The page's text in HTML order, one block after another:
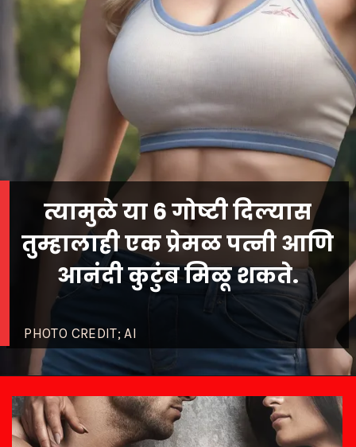
PHOTO CREDIT; AI
त्यामुळे या 6 गोष्टी दिल्यास
तुम्हालाही एक प्रेमळ पत्नी आणि
आनंदी कुटुंब मिळू शकते.